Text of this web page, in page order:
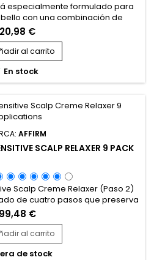
especialmente formulado para
con una combinación de
El champú nutritivo Affirm
de cobre-1, conocidos por
y fortalecedoras.
Phyllanthus Emblica, polvo de
Concinna y...
20,98 €
al carrito
En stock
AFFIRM
SCALP RELAXER 9 PACK
Scalp Creme Relaxer (Paso 2)
de cuatro pasos que preserva
del cabello en comparación
Formulado con el
Complex (FSC) de Avlon, que
la fibra capilar durante la...
99,48 €
al carrito
de stock